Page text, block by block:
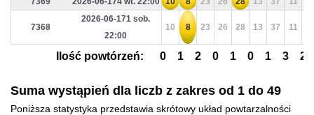
7368
2026-06-171 sob.
22:00
10 8 23 26 28 13 37 11
Ilość powtórzeń: 0 1 2 0 1 0 1 3 2
Suma wystąpień dla liczb z zakres od 1 do 49
Poniższa statystyka przedstawia skrótowy układ powtarzalności